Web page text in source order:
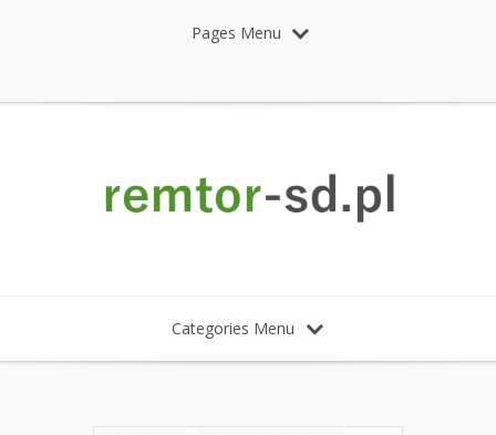
Pages Menu
Categories Menu